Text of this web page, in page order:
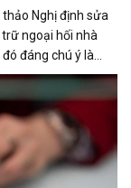
Nghị định sửa
ngoại hối nhà
đáng chú ý là
tệ Quốc tế
gia.